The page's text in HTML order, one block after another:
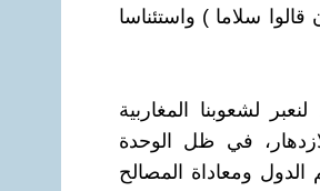
قالوا سلاما ) واستئناسا
لشعوبنا المغاربية
في ظل الوحدة
ومعاداة المصالح